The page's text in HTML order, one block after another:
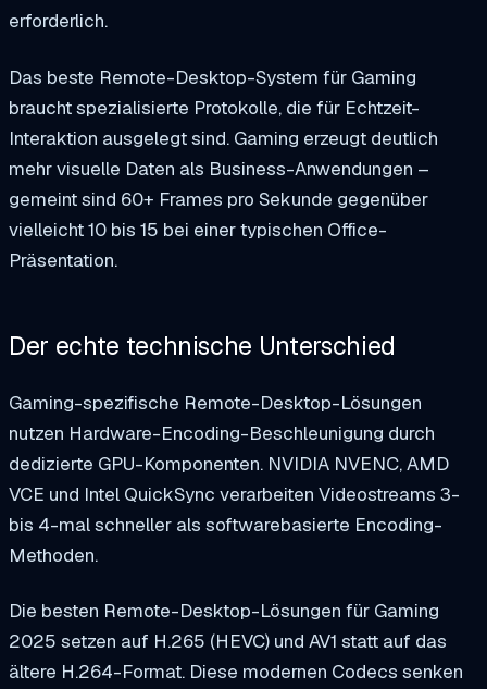
erforderlich.
Das beste Remote-Desktop-System für Gaming
braucht spezialisierte Protokolle, die für Echtzeit-
Interaktion ausgelegt sind. Gaming erzeugt deutlich
mehr visuelle Daten als Business-Anwendungen –
gemeint sind 60+ Frames pro Sekunde gegenüber
vielleicht 10 bis 15 bei einer typischen Office-
Präsentation.
Der echte technische Unterschied
Gaming-spezifische Remote-Desktop-Lösungen
nutzen Hardware-Encoding-Beschleunigung durch
dedizierte GPU-Komponenten. NVIDIA NVENC, AMD
VCE und Intel QuickSync verarbeiten Videostreams 3-
bis 4-mal schneller als softwarebasierte Encoding-
Methoden.
Die besten Remote-Desktop-Lösungen für Gaming
2025 setzen auf H.265 (HEVC) und AV1 statt auf das
ältere H.264-Format. Diese modernen Codecs senken